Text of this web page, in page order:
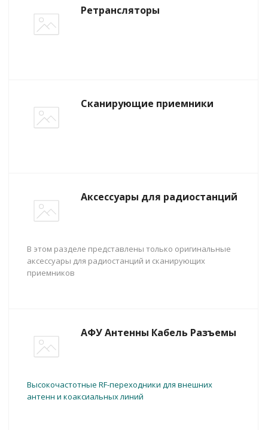
Ретрансляторы
Сканирующие приемники
Аксессуары для радиостанций
В этом разделе представлены только оригинальные
аксессуары для радиостанций и сканирующих
приемников
АФУ Антенны Кабель Разъемы
Высокочастотные RF-переходники для внешних
антенн и коаксиальных линий